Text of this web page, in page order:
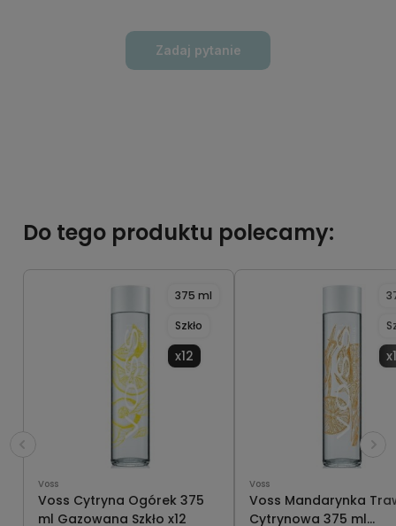
Zadaj pytanie
Do tego produktu polecamy:
Voss
Voss Cytryna Ogórek 375
ml Gazowana Szkło x12
375 ml
Szkło
x12
Voss
Voss Mandarynka
Cytrynowa 375 ml